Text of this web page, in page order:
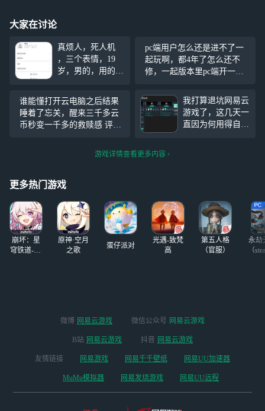
大家在讨论
真烦人，死人机
，三个表情，19
岁，男的，用的手
多块钱多块钱，拼
多多上面买的，真
的是笑死了，天天
就知道打游戏，他
个游戏，天天只会
号，
pc端用户怎么还是进不了一
起玩啊，都4年了怎么还不
修，一起版本里pc端开一起
机一边用电脑
谁能懂打开云电脑之后结果
睡着了忘关，醒来三千多云
币秒变一千多的救赎感 评
我打算退坑网易云
游戏了，这几天一
直因为何用得自己
长时间的，我曾经
玩的游戏都是从网
易云游戏的推荐里
入坑的，
游戏详情查看更多内容
更多热门游戏
崩坏：星
穹铁道-4.4
原神·空月
之歌
蛋仔派对
光遇-致梵
高
第五人格
（官服）
永劫
（
微博 网易云游戏 微信公众号 网易云游戏
B站 网易云游戏 抖音 网易云游戏
友情链接 网易游戏 网易千千壁纸 网易UU加速器
MuMu模拟器 网易发烧游戏 网易UU远程